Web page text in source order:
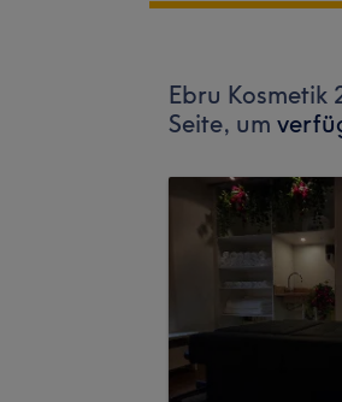
Ebru Kosmetik
Seite, um